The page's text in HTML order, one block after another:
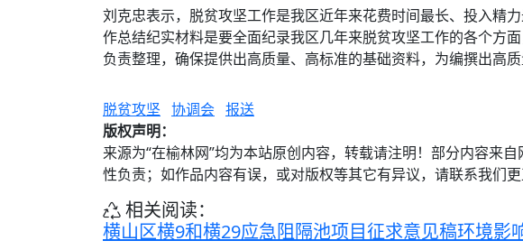
刘克忠表示，脱贫攻坚工作是我区近年来花费时间最长、投入精
作总结纪实材料是要全面纪录我区几年来脱贫攻坚工作的各个方
负责整理，确保提供出高质量、高标准的基础资料，为编撰出高质
脱贫攻坚 协调会 报送
版权声明：
来源为“在榆林网”均为本站原创内容，转载请注明！部分内容来
性负责；如作品内容有误，或对版权等其它有异议，请联系我们更
相关阅读：
横山区横9和横29应急阻隔池项目征求意见稿环境影